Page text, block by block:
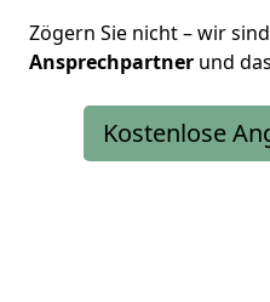
Zögern Sie nicht – wir
Ansprechpartner und
Kostenlose